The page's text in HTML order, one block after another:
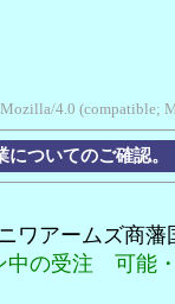
4.0 (compatible;
ついてのご確認。
ワアームズ商藩
中の受注 可能